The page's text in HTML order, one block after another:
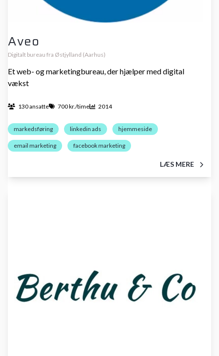
Aveo
Digitalt bureau fra Østjylland (Aarhus)
Et web- og marketingbureau, der hjælper med digital
vækst
130 ansatte 700 kr./time 2014
markedsføring linkedin ads hjemmeside
email marketing facebook marketing
LÆS MERE